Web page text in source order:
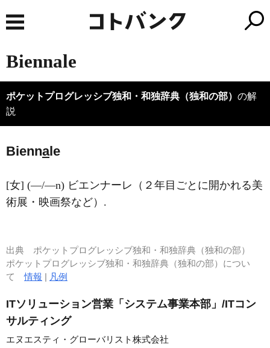
Biennale
ポケットプログレッシブ独和・和独辞典（独和の部） の解
説
Biennale
[女] (―/―n) ビエンナーレ（２年目ごとに開かれる美
術展・映画祭など）.
出典 ポケットプログレッシブ独和・和独辞典（独和の部）
ポケットプログレッシブ独和・和独辞典（独和の部）につい
て情報 | 凡例
ITソリューション営業「システム事業本部」/ITコン
サルティング
エヌエスティ・グローバリスト株式会社